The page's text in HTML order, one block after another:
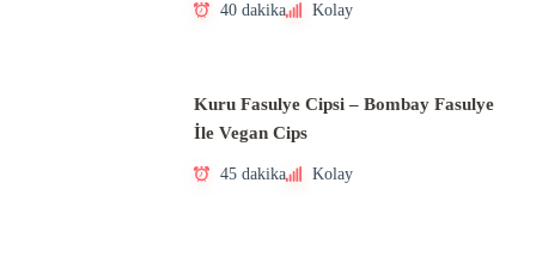
40 dakika Kolay
Kuru Fasulye Cipsi – Bombay Fasulye
İle Vegan Cips
45 dakika Kolay